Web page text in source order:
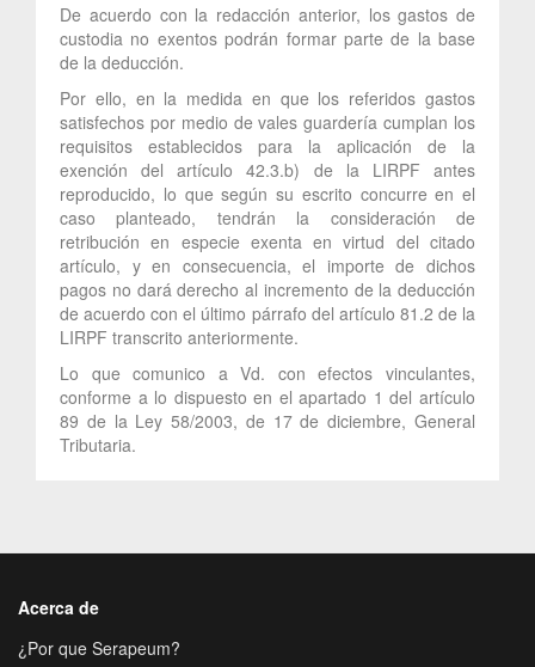
De acuerdo con la redacción anterior, los gastos de
custodia no exentos podrán formar parte de la base
de la deducción.
Por ello, en la medida en que los referidos gastos
satisfechos por medio de vales guardería cumplan los
requisitos establecidos para la aplicación de la
exención del artículo 42.3.b) de la LIRPF antes
reproducido, lo que según su escrito concurre en el
caso planteado, tendrán la consideración de
retribución en especie exenta en virtud del citado
artículo, y en consecuencia, el importe de dichos
pagos no dará derecho al incremento de la deducción
de acuerdo con el último párrafo del artículo 81.2 de la
LIRPF transcrito anteriormente.
Lo que comunico a Vd. con efectos vinculantes,
conforme a lo dispuesto en el apartado 1 del artículo
89 de la Ley 58/2003, de 17 de diciembre, General
Tributaria.
Acerca de
¿Por que Serapeum?